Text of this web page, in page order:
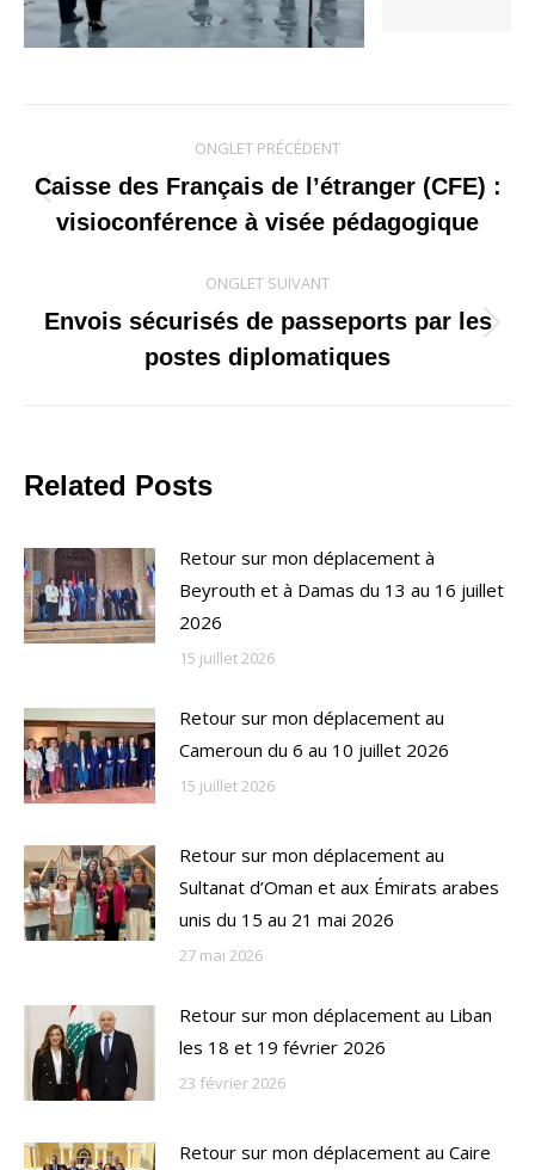
de
commentaire
ONGLET PRÉCÉDENT
Onglet
précédent
Caisse des Français de l’étranger (CFE) :
visioconférence à visée pédagogique
ONGLET SUIVANT
Onglet
suivant
Envois sécurisés de passeports par les
postes diplomatiques
Related Posts
Retour sur mon déplacement à
Beyrouth et à Damas du 13 au 16 juillet
2026
15 juillet 2026
Retour sur mon déplacement au
Cameroun du 6 au 10 juillet 2026
15 juillet 2026
Retour sur mon déplacement au
Sultanat d’Oman et aux Émirats arabes
unis du 15 au 21 mai 2026
27 mai 2026
Retour sur mon déplacement au Liban
les 18 et 19 février 2026
23 février 2026
Retour sur mon déplacement au Caire